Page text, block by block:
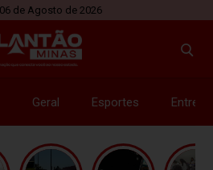
de Agosto de 2026
Geral Esportes